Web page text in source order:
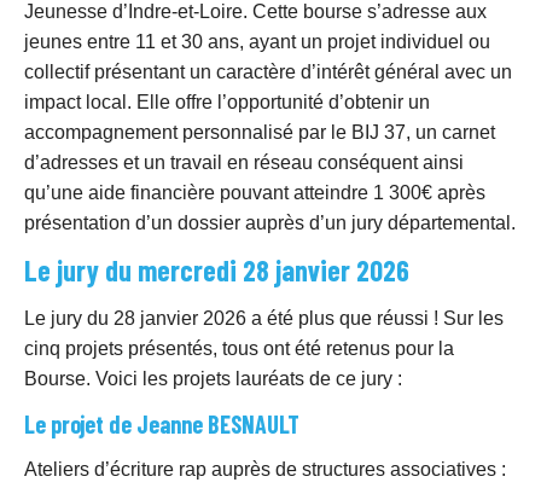
Jeunesse d’Indre-et-Loire. Cette bourse s’adresse aux
jeunes entre 11 et 30 ans, ayant un projet individuel ou
collectif présentant un caractère d’intérêt général avec un
impact local. Elle offre l’opportunité d’obtenir un
accompagnement personnalisé par le BIJ 37, un carnet
d’adresses et un travail en réseau conséquent ainsi
qu’une aide financière pouvant atteindre 1 300€ après
présentation d’un dossier auprès d’un jury départemental.
Le jury du mercredi 28 janvier 2026
Le jury du 28 janvier 2026 a été plus que réussi ! Sur les
cinq projets présentés, tous ont été retenus pour la
Bourse. Voici les projets lauréats de ce jury :
Le projet de Jeanne BESNAULT
Ateliers d’écriture rap auprès de structures associatives :